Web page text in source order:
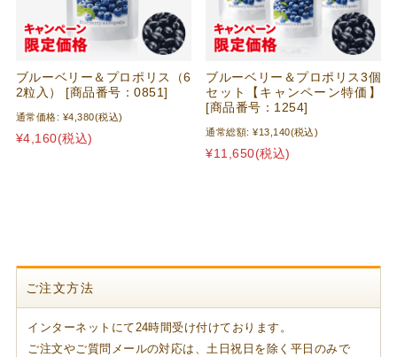
ブルーベリー＆プロポリス（6
2粒入） [商品番号：0851]
通常価格: ¥4,380(税込)
¥4,160(税込)
ブルーベリー＆プロポリス3個
セット【キャンペーン特価】
[商品番号：1254]
通常総額: ¥13,140(税込)
¥11,650(税込)
ご注文方法
インターネットにて24時間受け付けております。
ご注文やご質問メールの対応は、土日祝日を除く平日のみで